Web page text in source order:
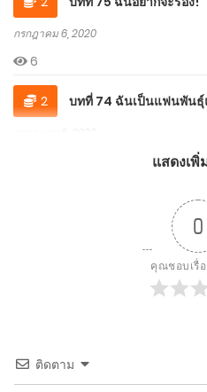
กรกฎาคม 6, 2020
6
2 บทที่ 74 ฉันเป็นแฟนพัน
บทที่ 73 ได้ลายเซ็นมาแ
บทที่ 72 การซื้อของครั้งสุ
6
แสดงเพิ่
0
คุณชอบเรื่
ติดตาม